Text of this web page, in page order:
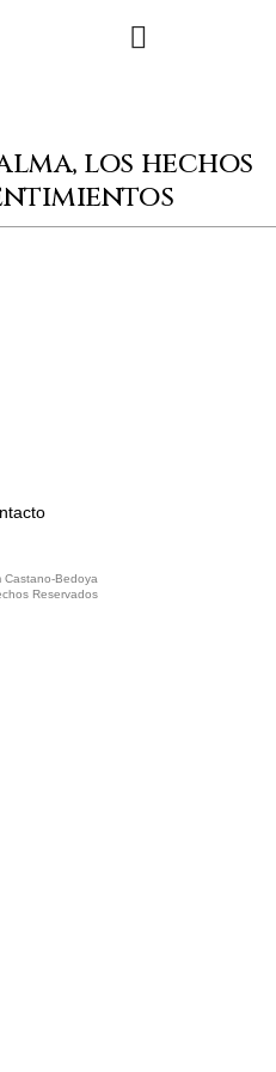
los hechos
Castano-Bedoya
Reservados